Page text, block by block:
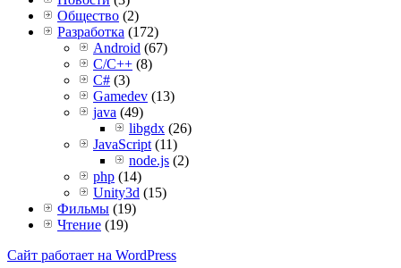
Общество (2)
Разработка (172)
Android (67)
C/C++ (8)
C# (3)
Gamedev (13)
java (49)
libgdx (26)
JavaScript(11)
node.js (2)
php (14)
Unity3d (15)
Фильмы (19)
Чтение (19)
Сайт работает на WordPress